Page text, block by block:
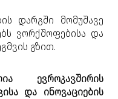
დარგში მომუშავე
ვორქშოფებისა და
გზით.
ევროკავშირის
და ინოვაციების